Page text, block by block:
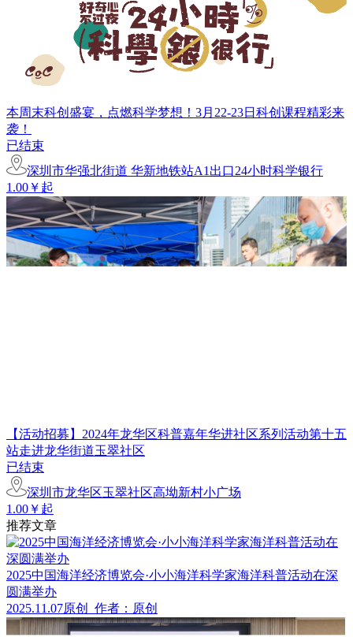
本周末科创盛宴，点燃科学梦想！3月22-23日科创课程精彩来
袭！
已结束
深圳市华强北街道 华新地铁站A1出口24小时科学银行
1.00￥起
【活动招募】2024年龙华区科普嘉年华进社区系列活动第十五
站走进龙华街道玉翠社区
已结束
深圳市龙华区玉翠社区高坳新村小广场
1.00￥起
推荐文章
2025中国海洋经济博览会·小小海洋科学家海洋科普活动在深
圆满举办
2025.11.07原创 作者：原创